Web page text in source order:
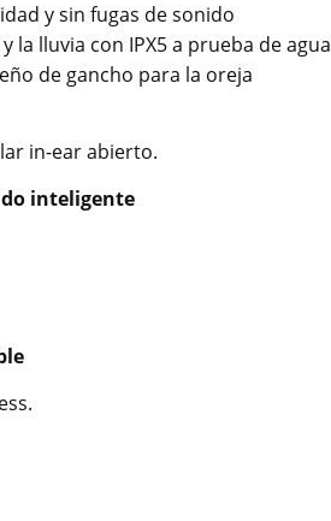
y sin fugas de sonido
la lluvia con IPX5 a prueba de agua
de gancho para la oreja
in-ear abierto.
inteligente